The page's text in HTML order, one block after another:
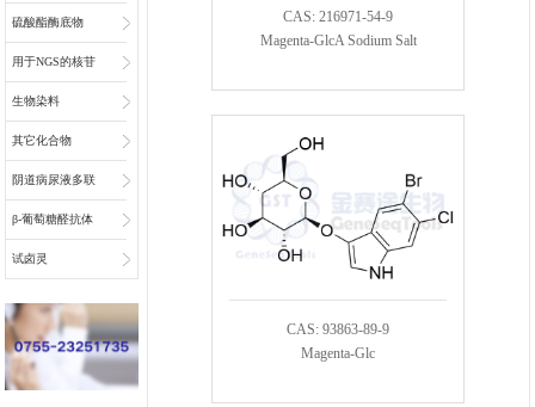
硫酸酯酶底物
用于NGS的核苷
和核苷酸
生物染料
其它化合物
阴道病尿液多联
检底物
β-葡萄糖醛抗体
偶联物连接子
试卤灵
CAS: 216971-54-9
Magenta-GlcA Sodium Salt
CAS: 93863-89-9
Magenta-Glc